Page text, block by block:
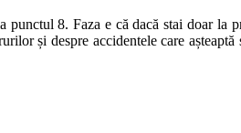
8. Faza e că dacă stai doar la
și despre accidentele care